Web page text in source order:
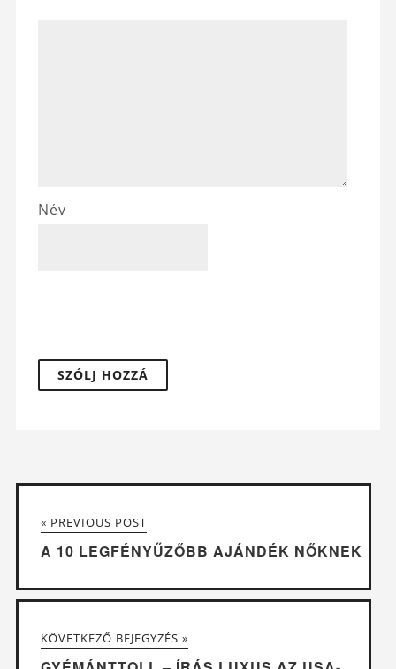
Név
« PREVIOUS POST
A 10 LEGFÉNYŰZŐBB AJÁNDÉK NŐKNEK
KÖVETKEZŐ BEJEGYZÉS »